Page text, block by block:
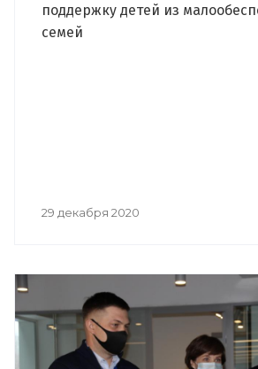
поддержку детей из
семей
29 декабря 2020